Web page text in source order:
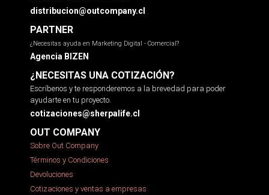
distribucion@outcompany.cl
PARTNER
¿Necesitas ayuda en Marketing Digital - Comercial?
Agencia BIZEN
¿NECESITAS UNA COTIZACIÓN?
Escríbenos y te responderemos a la brevedad para poder
ayudarte en tu proyecto.
cotizaciones@sherpalife.cl
OUT COMPANY
Sobre Out Company
Términos y Condiciones
Devoluciones
Cotizaciones y ventas a empresas